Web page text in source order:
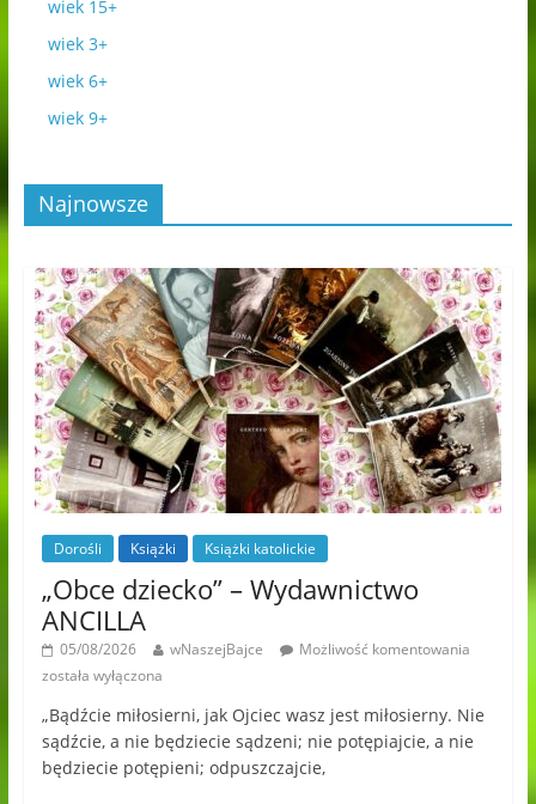
wiek 15+
wiek 3+
wiek 6+
wiek 9+
Najnowsze
Dorośli Książki Książki katolickie
„Obce dziecko” – Wydawnictwo
ANCILLA
05/08/2026 wNaszejBajce
Możliwość komentowania
została wyłączona
„Bądźcie miłosierni, jak Ojciec wasz jest miłosierny. Nie
sądźcie, a nie będziecie sądzeni; nie potępiajcie, a nie
będziecie potępieni; odpuszczajcie,